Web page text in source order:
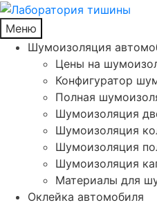
Меню
Шумоизоляция
Цены на
Конфигуратор
Полная
Шумоизоляция
Шумоизоляция
Шумоизоляция
Шумоизоляция
Материалы для
Оклейка автомобиля